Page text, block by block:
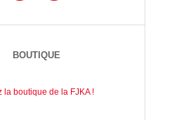
BOUTIQUE
la boutique de la FJKA !